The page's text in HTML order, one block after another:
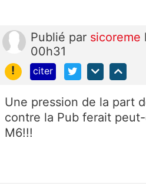
Publié par sicoreme
00h31
!
citer
Une pression de la part
contre la Pub ferait
M6!!!